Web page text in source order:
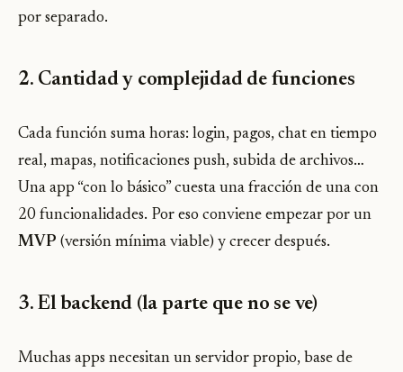
por separado.
2. Cantidad y complejidad de funciones
Cada función suma horas: login, pagos, chat en tiempo
real, mapas, notificaciones push, subida de archivos…
Una app “con lo básico” cuesta una fracción de una con
20 funcionalidades. Por eso conviene empezar por un
MVP (versión mínima viable) y crecer después.
3. El backend (la parte que no se ve)
Muchas apps necesitan un servidor propio, base de